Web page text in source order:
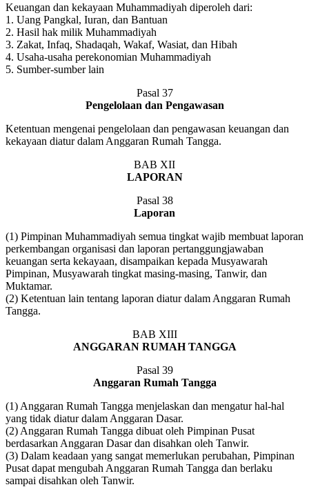
Keuangan dan kekayaan Muhammadiyah diperoleh dari:
1. Uang Pangkal, Iuran, dan Bantuan
2. Hasil hak milik Muhammadiyah
3. Zakat, Infaq, Shadaqah, Wakaf, Wasiat, dan Hibah
4. Usaha-usaha perekonomian Muhammadiyah
5. Sumber-sumber lain
Pasal 37
Pengelolaan dan Pengawasan
Ketentuan mengenai pengelolaan dan pengawasan keuangan dan
kekayaan diatur dalam Anggaran Rumah Tangga.
BAB XII
LAPORAN
Pasal 38
Laporan
(1) Pimpinan Muhammadiyah semua tingkat wajib membuat laporan
perkembangan organisasi dan laporan pertanggungjawaban
keuangan serta kekayaan, disampaikan kepada Musyawarah
Pimpinan, Musyawarah tingkat masing-masing, Tanwir, dan
Muktamar.
(2) Ketentuan lain tentang laporan diatur dalam Anggaran Rumah
Tangga.
BAB XIII
ANGGARAN RUMAH TANGGA
Pasal 39
Anggaran Rumah Tangga
(1) Anggaran Rumah Tangga menjelaskan dan mengatur hal-hal
yang tidak diatur dalam Anggaran Dasar.
(2) Anggaran Rumah Tangga dibuat oleh Pimpinan Pusat
berdasarkan Anggaran Dasar dan disahkan oleh Tanwir.
(3) Dalam keadaan yang sangat memerlukan perubahan, Pimpinan
Pusat dapat mengubah Anggaran Rumah Tangga dan berlaku
sampai disahkan oleh Tanwir.